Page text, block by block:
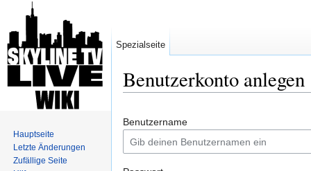
Benutzerkonto anlegen
Benutzername
Spezialseite
Hauptseite
Letzte Änderungen
Zufällige Seite